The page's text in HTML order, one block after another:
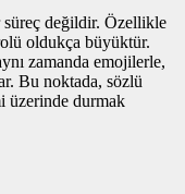
süreç değildir. Özellikle
oldukça büyüktür.
zamanda emojilerle,
Bu noktada, sözlü
üzerinde durmak